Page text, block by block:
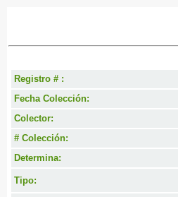
Registro # :
Fecha Colección:
Colector:
# Colección:
Determina:
Tipo: